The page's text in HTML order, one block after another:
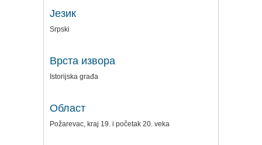
Језик
Srpski
Врста извора
Istorijska građa
Област
Požarevac, kraj 19. i početak 20. veka